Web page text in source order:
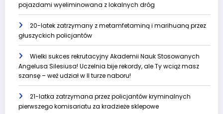
pojazdami wyeliminowana z lokalnych dróg
20-latek zatrzymany z metamfetaminą i marihuaną przez
głuszyckich policjantów
Wielki sukces rekrutacyjny Akademii Nauk Stosowanych
Angelusa Silesiusa! Uczelnia bije rekordy, ale Ty wciąż masz
szansę – weź udział w II turze naboru!
21-latka zatrzymana przez policjantów kryminalnych
pierwszego komisariatu za kradzieże sklepowe